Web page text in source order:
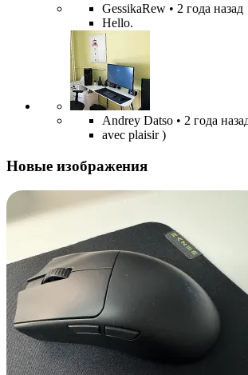
GessikaRew • 2 года назад
Hello.
Andrey Datso • 2 года
avec plaisir )
Новые изображения